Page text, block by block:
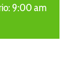
9:00 am